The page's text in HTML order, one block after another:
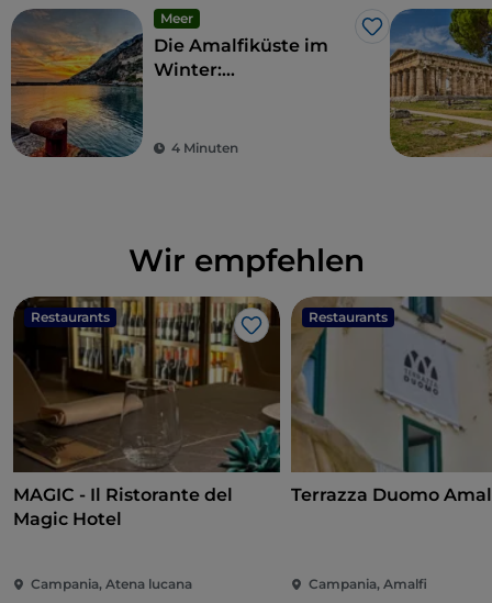
Meer
Like
Die Amalfiküste im
Winter:
Besuch
4 Minuten
Wir empfehlen
Restaurants
Like
MAGIC - Il Ristorante del
Magic Hotel
Campania, Atena lucana
Restaurants
Terrazza Duomo
Campania, Amalfi